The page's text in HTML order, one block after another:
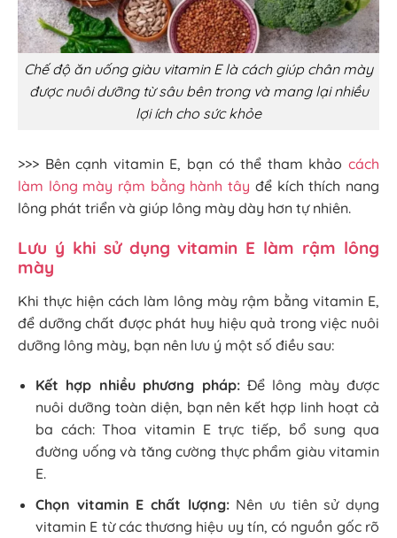
Chế độ ăn uống giàu vitamin E là cách giúp chân mày
được nuôi dưỡng từ sâu bên trong và mang lại nhiều
lợi ích cho sức khỏe
>>> Bên cạnh vitamin E, bạn có thể tham khảo cách
làm lông mày rậm bằng hành tây để kích thích nang
lông phát triển và giúp lông mày dày hơn tự nhiên.
Lưu ý khi sử dụng vitamin E làm rậm lông
mày
Khi thực hiện cách làm lông mày rậm bằng vitamin E,
để dưỡng chất được phát huy hiệu quả trong việc nuôi
dưỡng lông mày, bạn nên lưu ý một số điều sau:
Kết hợp nhiều phương pháp: Để lông mày được
nuôi dưỡng toàn diện, bạn nên kết hợp linh hoạt cả
ba cách: Thoa vitamin E trực tiếp, bổ sung qua
đường uống và tăng cường thực phẩm giàu vitamin
E.
Chọn vitamin E chất lượng: Nên ưu tiên sử dụng
vitamin E từ các thương hiệu uy tín, có nguồn gốc rõ